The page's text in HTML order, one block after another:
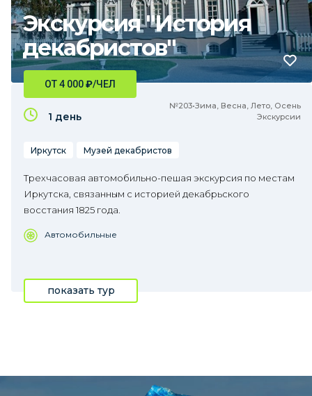
Экскурсия "История
декабристов"
№203•Зима, Весна, Лето, Осень
Экскурсии
ОТ 4 000₽/ЧЕЛ
1 день
Иркутск Музей декабристов
Трехчасовая автомобильно-пешая экскурсия по местам
Иркутска, связанным с историей декабрьского
восстания 1825 года.
Автомобильные
показать тур